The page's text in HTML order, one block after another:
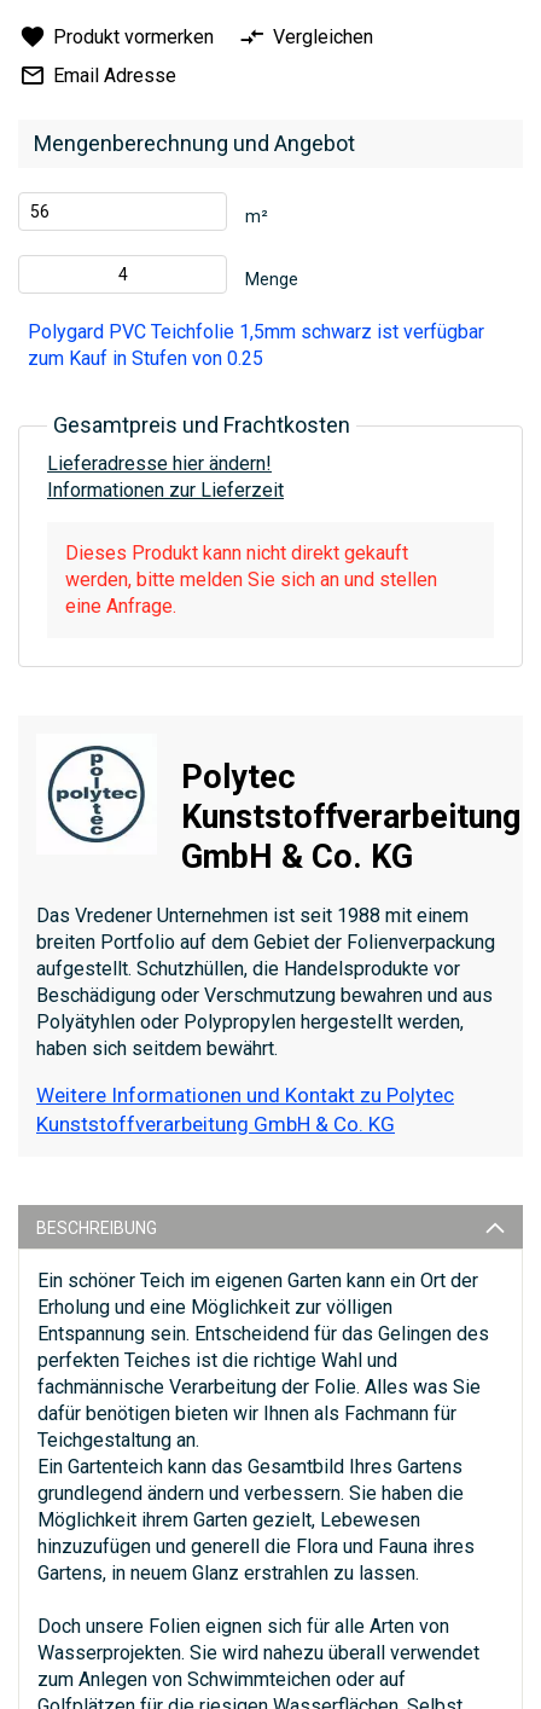
Mengenberechnung und Angebot
m²
Menge
Polygard PVC Teichfolie 1,5mm schwarz ist verfügbar
zum Kauf in Stufen von 0.25
Gesamtpreis und Frachtkosten
Lieferadresse hier ändern!
Informationen zur Lieferzeit
Dieses Produkt kann nicht direkt gekauft
werden, bitte melden Sie sich an und stellen
eine Anfrage.
Polytec
Kunststoffverarbeitung
GmbH & Co. KG
Das Vredener Unternehmen ist seit 1988 mit einem
breiten Portfolio auf dem Gebiet der Folienverpackung
aufgestellt. Schutzhüllen, die Handelsprodukte vor
Beschädigung oder Verschmutzung bewahren und aus
Polyätyhlen oder Polypropylen hergestellt werden,
haben sich seitdem bewährt.
Weitere Informationen und Kontakt zu Polytec
Kunststoffverarbeitung GmbH & Co. KG
Produkt vormerken
Vergleichen
Email Adresse
BESCHREIBUNG
Ein schöner Teich im eigenen Garten kann ein Ort der
Erholung und eine Möglichkeit zur völligen
Entspannung sein. Entscheidend für das Gelingen des
perfekten Teiches ist die richtige Wahl und
fachmännische Verarbeitung der Folie. Alles was Sie
dafür benötigen bieten wir Ihnen als Fachmann für
Teichgestaltung an.
Ein Gartenteich kann das Gesamtbild Ihres Gartens
grundlegend ändern und verbessern. Sie haben die
Möglichkeit ihrem Garten gezielt, Lebewesen
hinzuzufügen und generell die Flora und Fauna ihres
Gartens, in neuem Glanz erstrahlen zu lassen.
Doch unsere Folien eignen sich für alle Arten von
Wasserprojekten. Sie wird nahezu überall verwendet
zum Anlegen von Schwimmteichen oder auf